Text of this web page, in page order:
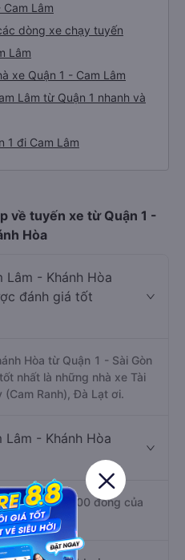
Cam Lâm
dòng xe chạy tuyến
Lâm
xe Quận 1 - Cam Lâm
Lâm từ Quận 1 nhanh và
1 đi Cam Lâm
về tuyến xe từ Quận 1 -
Hòa
Lâm - Khánh Hòa
đánh giá tốt
Hòa từ Quận 1 - Sài Gòn
nhất là những nhà xe Tài
(Cam Ranh), Đà Lạt ơi.
Lâm - Khánh Hòa
giá là 270.000 đồng của